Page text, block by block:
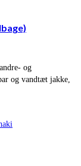
og
og vandtæt jakke,